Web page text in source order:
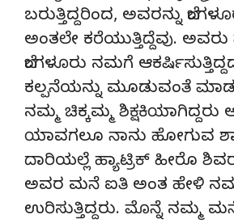
ಬರುತ್ತಿದ್ದರಿಂದ, ಅವರನ್ನು
ಅಂತಲೇ ಕರೆಯುತ್ತಿದ್ದೆವು. ಅವರು
ಬೆಂಗಳೂರು ನಮಗೆ
ಕಲ್ಪನೆಯನ್ನು ಮೂಡುವಂತೆ
ನಮ್ಮ ಚಿಕ್ಕಮ್ಮ ಶಿಕ್ಷಕಿಯಾಗಿದ್ದರು
ಯಾವಗಲೂ ನಾನು ಹೋಗುವ
ದಾರಿಯಲ್ಲೆ ಹ್ಯಾಟ್ರಿಕ್ ಹೀರೊ
ಅವರ ಮನೆ ಐತಿ ಅಂತ ಹೇಳಿ
ಉರಿಸುತ್ತಿದ್ದರು. ಮೊನ್ನೆ ನಮ್ಮ